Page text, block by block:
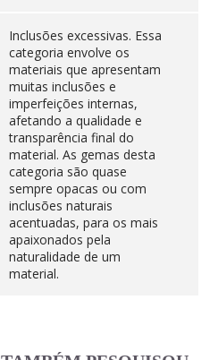
Inclusões excessivas. Essa
categoria envolve os
materiais que apresentam
muitas inclusões e
imperfeições internas,
afetando a qualidade e
transparência final do
material. As gemas desta
categoria são quase
sempre opacas ou com
inclusões naturais
acentuadas, para os mais
apaixonados pela
naturalidade de um
material.